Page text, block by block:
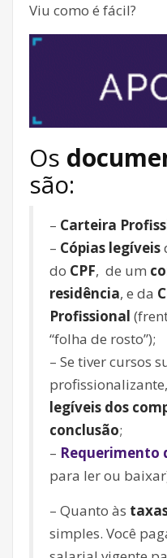
Viu como é fácil?
Os
são:
– Carteira
– Cópias legíveis
do CPF, de um
residência, e da
Profissional
“folha de rosto”);
– Se tiver cursos
legíveis dos
conclusão;
– Requerimento
para ler ou
– Quanto às
simples. Você